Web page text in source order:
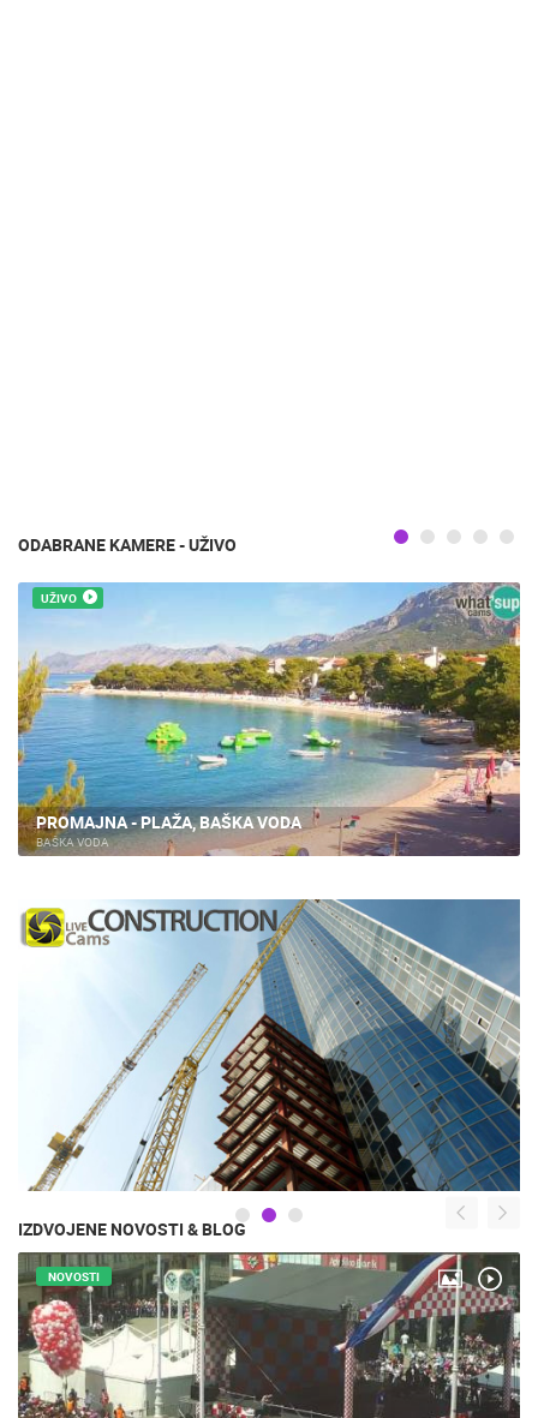
ODABRANE KAMERE - UŽIVO
UŽIVO
PROMAJNA - PLAŽA, BAŠKA VODA
BAŠKA VODA
IZDVOJENE NOVOSTI & BLOG
NOVOSTI